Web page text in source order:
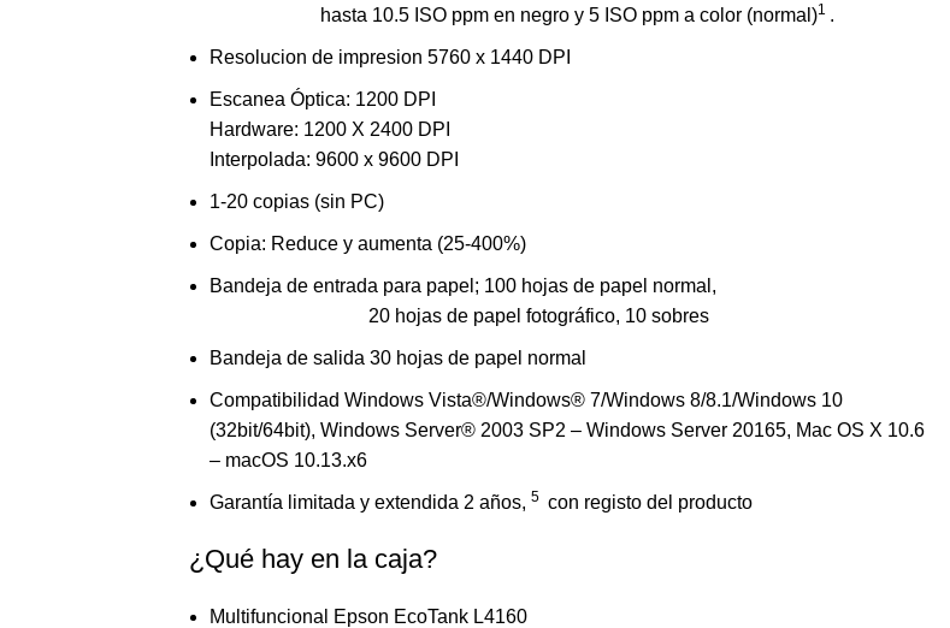
hasta 10.5 ISO ppm en negro y 5 ISO ppm a color (normal)1 .
Resolucion de impresion 5760 x 1440 DPI
Escanea Óptica: 1200 DPI
Hardware: 1200 X 2400 DPI
Interpolada: 9600 x 9600 DPI
1-20 copias (sin PC)
Copia: Reduce y aumenta (25-400%)
Bandeja de entrada para papel; 100 hojas de papel normal,
20 hojas de papel fotográfico, 10 sobres
Bandeja de salida 30 hojas de papel normal
Compatibilidad Windows Vista®/Windows® 7/Windows 8/8.1/Windows 10
(32bit/64bit), Windows Server® 2003 SP2 – Windows Server 20165, Mac OS X 10.6
– macOS 10.13.x6
Garantía limitada y extendida 2 años, 5 con registo del producto
¿Qué hay en la caja?
Multifuncional Epson EcoTank L4160